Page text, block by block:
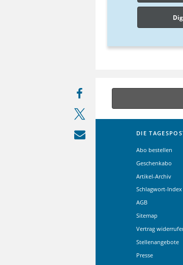
DIE
Abo bestellen
Geschenkabo
Artikel-Archiv
Schlagwort-Index
AGB
Sitemap
Vertrag
Stellenangebote
Presse